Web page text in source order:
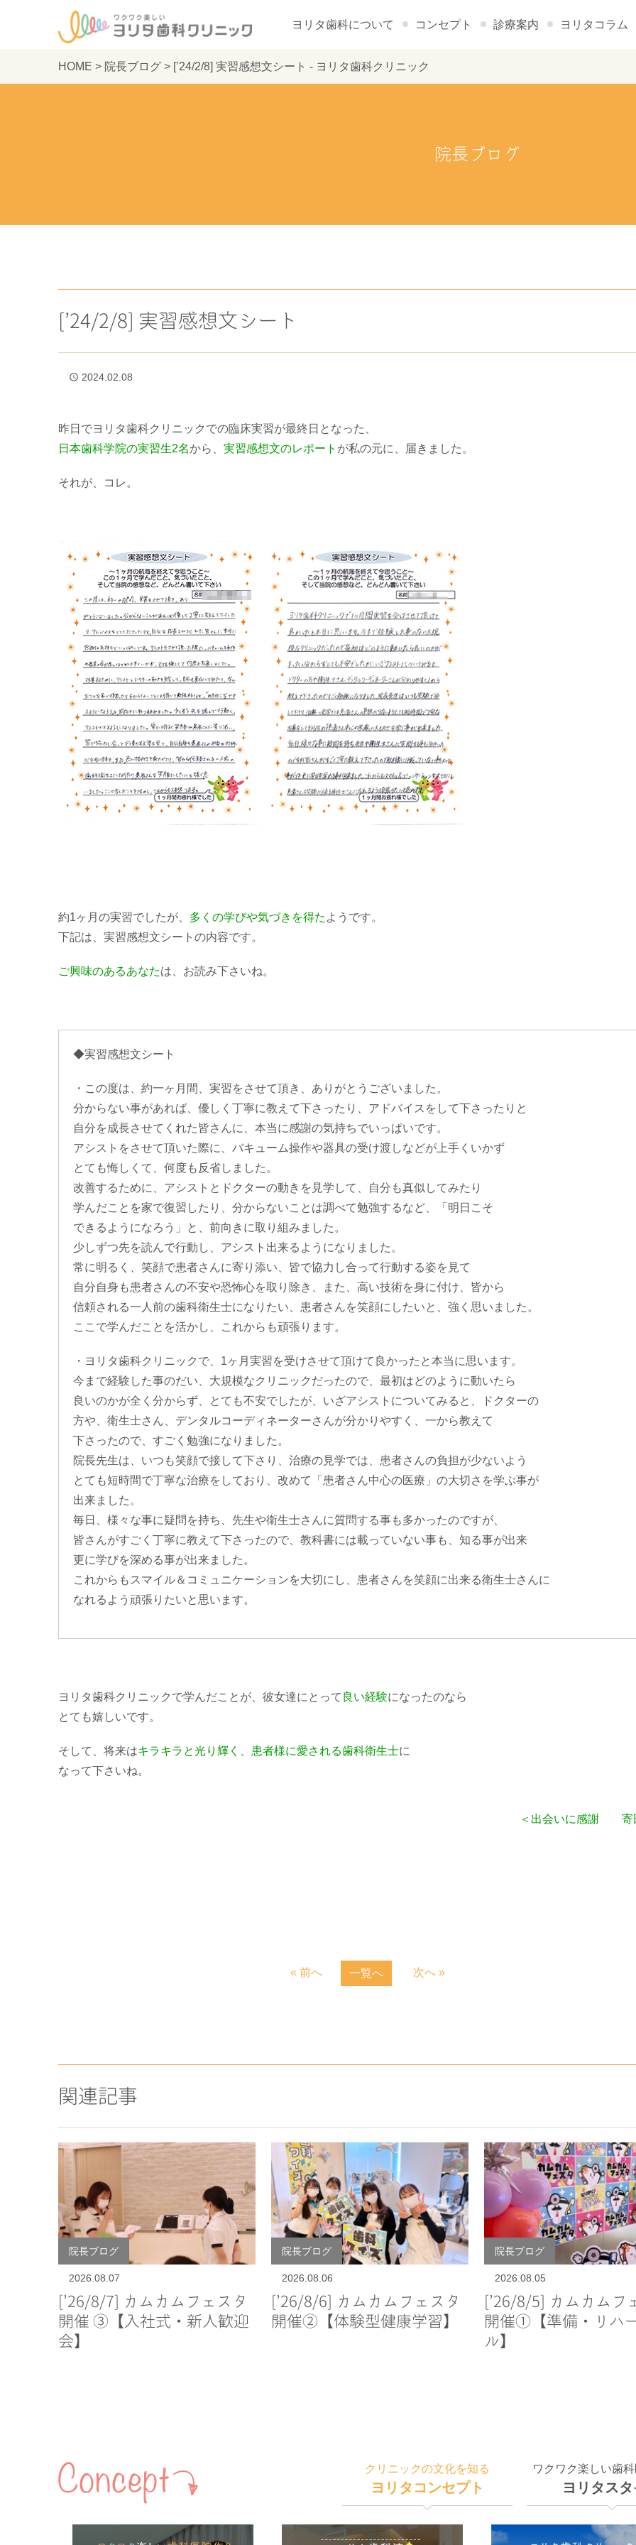
ヨリタ歯科について コンセプト 診療案内 ヨリタコラム
HOME > 院長ブログ > [’24/2/8] 実習感想文シート - ヨリタ歯科クリニック
院長ブログ
[’24/2/8] 実習感想文シート
access_time 2024.02.08
昨日でヨリタ歯科クリニックでの臨床実習が最終日となった、
日本歯科学院の実習生2名から、 実習感想文のレポート が私の元に、届きました。
それが、コレ。
約1ヶ月の実習でしたが、 多くの学びや気づきを得た ようです。
下記は、実習感想文シートの内容です。
ご興味のあるあなたは、お読み下さいね。
◆実習感想文シート
・この度は、約一ヶ月間、実習をさせて頂き、ありがとうございました。
分からない事があれば、優しく丁寧に教えて下さったり、アドバイスをして下さったりと
自分を成長させてくれた皆さんに、本当に感謝の気持ちでいっぱいです。
アシストをさせて頂いた際に、バキューム操作や器具の受け渡しなどが上手くいかず
とても悔しくて、何度も反省しました。
改善するために、アシストとドクターの動きを見学して、自分も真似してみたり
学んだことを家で復習したり、分からないことは調べて勉強するなど、「明日こそ
できるようになろう」と、前向きに取り組みました。
少しずつ先を読んで行動し、アシスト出来るようになりました。
常に明るく、笑顔で患者さんに寄り添い、皆で協力し合って行動する姿を見て
自分自身も患者さんの不安や恐怖心を取り除き、また、高い技術を身に付け、皆から
信頼される一人前の歯科衛生士になりたい、患者さんを笑顔にしたいと、強く思いました。
ここで学んだことを活かし、これからも頑張ります。
・ヨリタ歯科クリニックで、1ヶ月実習を受けさせて頂けて良かったと本当に思います。
今まで経験した事のだい、大規模なクリニックだったので、最初はどのように動いたら
良いのかが全く分からず、とても不安でしたが、いざアシストについてみると、ドクターの
方や、衛生士さん、デンタルコーディネーターさんが分かりやすく、一から教えて
下さったので、すごく勉強になりました。
院長先生は、いつも笑顔で接して下さり、治療の見学では、患者さんの負担が少ないよう
とても短時間で丁寧な治療をしており、改めて「患者さん中心の医療」の大切さを学ぶ事が
出来ました。
毎日、様々な事に疑問を持ち、先生や衛生士さんに質問する事も多かったのですが、
皆さんがすごく丁寧に教えて下さったので、教科書には載っていない事も、知る事が出来
更に学びを深める事が出来ました。
これからもスマイル＆コミュニケーションを大切にし、患者さんを笑顔に出来る衛生士さんに
なれるよう頑張りたいと思います。
ヨリタ歯科クリニックで学んだことが、彼女達にとって 良い経験になったのなら
とても嬉しいです。
そして、将来はキラキラと光り輝く、患者様に愛される歯科衛生士に
なって下さいね。
＜出会いに感謝 寄
« 前へ 一覧へ 次へ »
関連記事
院長ブログ
2026.08.07
[’26/8/7] カムカムフェスタ
開催 ③【入社式・新人歓迎
会】
院長ブログ
2026.08.06
[’26/8/6] カムカムフェスタ
開催②【体験型健康学習】
院長ブログ
2026.08.05
[’26/8/5] カムカムフ
開催①【準備・リハ
ル】
クリニックの文化を知る
ヨリタコンセプト
ワクワク楽しい歯
ヨリタス